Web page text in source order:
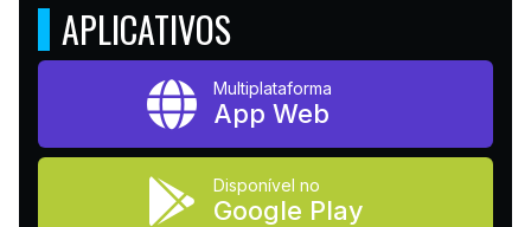
APLICATIVOS
Multiplataforma
App Web
Disponível no
Google Play